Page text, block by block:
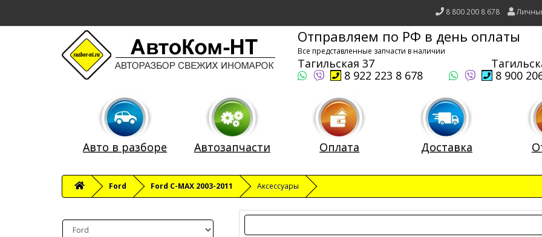
8 800 200 8 678
Отправляем по РФ в день оплаты
Все представленные запчасти в наличии
Тагильская 37
8 922 223 8 678
8 900
Авто в разборе Автозапчасти Оплата Доставка
Ford Ford C-MAX 2003-2011 Аксессуары